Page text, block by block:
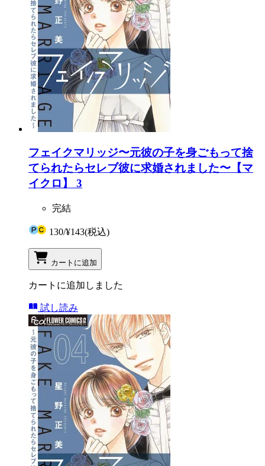
フェイクマリッジ〜元彼の子を身ごもって捨
てられたらセレブ彼に求婚されました〜【マ
イクロ】 3
完結
130/¥143(税込)
カートに追加
カートに追加しました
試し読み